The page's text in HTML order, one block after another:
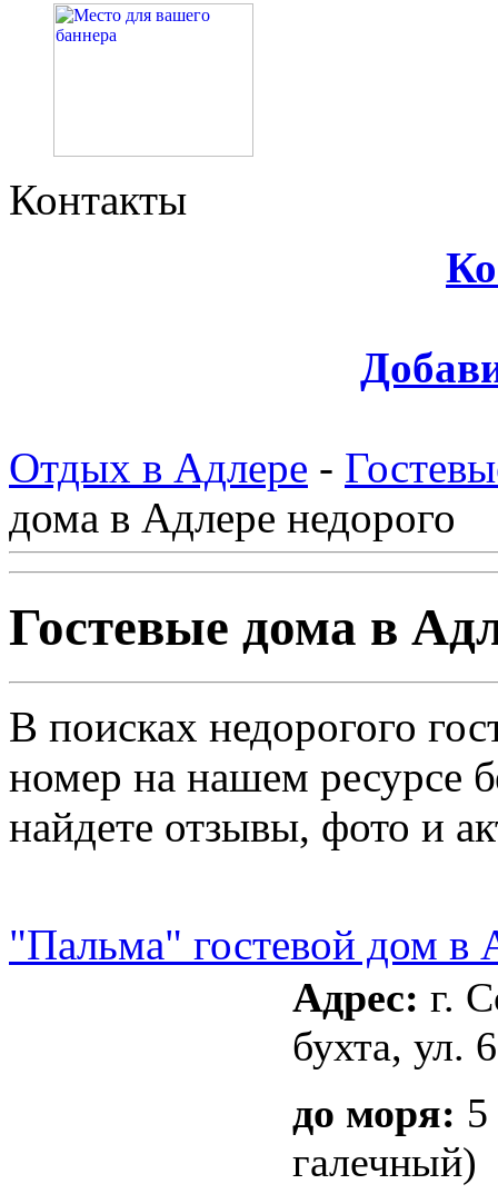
Контакты
Отдых в Адлере -
дома в Адлере недорого
Гостевые дома в
В поисках недорогого
номер на нашем ресурсе
найдете отзывы, фото и
"Пальма" гостевой дом в
Адрес: г.
бухта, ул.
до моря:
галечный)